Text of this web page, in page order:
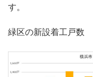
す。
緑区の新設着工戸数